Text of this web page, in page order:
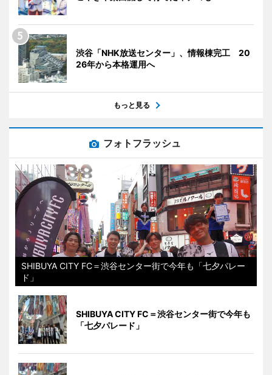
渋谷「NHK放送センター」、情報棟完工 20
26年から本格運用へ
もっと見る
フォトフラッシュ
SHIBUYA CITY FC＝渋谷センター街で今年も「七夕パレー
ド」
SHIBUYA CITY FC＝渋谷センター街で今年も
「七夕パレード」